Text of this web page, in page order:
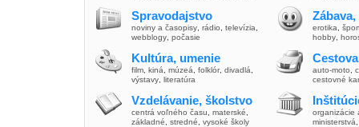
Spravodajstvo
noviny a časopisy rádio televízia
webblogy počasie
Kultúra, umenie
film kiná múzeá folklór, divadlá
výstavy literatúra
Vzdelávanie, školstvo
centrá voľného času materské
základné
stredné vysoké školy
erotika
hobby
auto-moto
cestovné
organizácie
ministerstvá